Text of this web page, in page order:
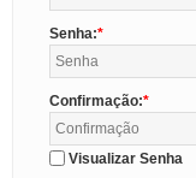
Senha:
Confirmação:
Visualizar Senha